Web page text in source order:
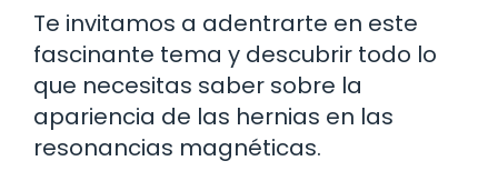
Te invitamos a adentrarte en este
fascinante tema y descubrir todo lo
que necesitas saber sobre la
apariencia de las hernias en las
resonancias magnéticas.